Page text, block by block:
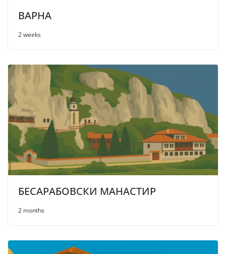
ВАРНА
2 weeks
БЕСАРАБОВСКИ МАНАСТИР
2 months